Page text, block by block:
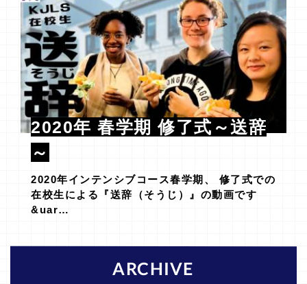
2020年 春学期 修了式～送辞
～
2020年インテンシブコース春学期、 修了式での
在校生による『送辞（そうじ）』の動画です
&uar…
ARCHIVE